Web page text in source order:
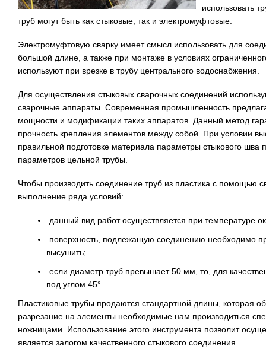
использовать
труб могут быть как стыковые, так и электромуфтовые.
Электромуфтовую сварку имеет смысл использовать для
большой длине, а также при монтаже в условиях
используют при врезке в трубу центрального водоснабжения.
Для осуществления стыковых сварочных соединений
сварочные аппараты. Современная промышленность
мощности и модификации таких аппаратов. Данный метод
прочность крепления элементов между собой. При условии
правильной подготовке материала параметры стыкового шва
параметров цельной трубы.
Чтобы производить соединение труб из пластика с помощью
выполнение ряда условий:
данный вид работ осуществляется при температуре
поверхность, подлежащую соединению необходимо
высушить;
если диаметр труб превышает 50 мм, то, для
под углом 45°.
Пластиковые трубы продаются стандартной длины, которая
разрезание на элементы необходимые нам производиться
ножницами. Использование этого инструмента позволит
является залогом качественного стыкового соединения.